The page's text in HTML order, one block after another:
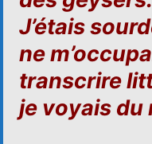
J’étais
ne
transcrire
je voyais du